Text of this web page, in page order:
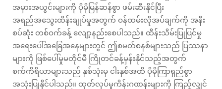
အမှားအယွင်းများကို ပိုမိုမြန်ဆန်စွာ ဖမ်းဆီးနိုင်ပြီး
အရည်အသွေးထိန်းချုပ်မှုအတွက် ဝန်ထမ်းလိုအပ်ချက်ကို အနီး
စပ်ဆုံး တစ်ဝက်ခန့် လျော့နည်းစေပါသည်။ ထိန်းသိမ်းပြုပြင်မှု
အရေးပေါ်အခြေအနေများတွင် ဤစမတ်စနစ်များသည် ပြဿနာ
များကို ဖြစ်ပေါ်မှုမတိုင်မီ ကြိုတင်ခန့်မှန်းနိုင်သည့်အတွက်
စက်ကိရိယာများသည် နှစ်သုံးမှ ငါးနှစ်အထိ ပိုမိုကြာရှည်စွာ
အသုံးပြုနိုင်ပါသည်။ ထုတ်လုပ်မှုကိန်းဂဏန်းများကို ကြည့်လျှင်